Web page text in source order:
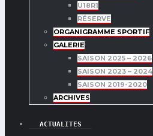
U18R1
RÉSERVE
ORGANIGRAMME SPORTIF
GALERIE
SAISON 2025 – 2026
SAISON 2023 – 2024
SAISON 2019-2020
ARCHIVES
ACTUALITES